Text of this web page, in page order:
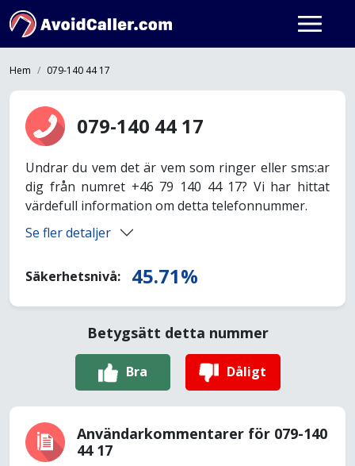
Hem 079-140 44 17
079-140 44 17
Undrar du vem det är vem som ringer eller sms:ar
dig från numret +46 79 140 44 17? Vi har hittat
värdefull information om detta telefonnummer.
Se fler detaljer
Säkerhetsnivå: 45.71%
Betygsätt detta nummer
Bra Dåligt
Användarkommentarer för 079-140
44 17